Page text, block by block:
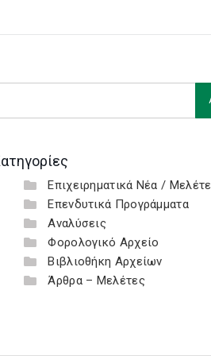
Επιχειρηματικά Νέα /
Επενδυτικά Προγράμματα
Αναλύσεις
Φορολογικό Αρχείο
Βιβλιοθήκη Αρχείων
Άρθρα – Μελέτες